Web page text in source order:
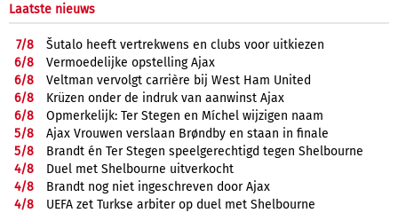
Laatste nieuws
7/8
Šutalo heeft vertrekwens en clubs voor uitkiezen
6/8
Vermoedelijke opstelling Ajax
6/8
Veltman vervolgt carrière bij West Ham United
6/8
Krüzen onder de indruk van aanwinst Ajax
6/8
Opmerkelijk: Ter Stegen en Míchel wijzigen naam
5/8
Ajax Vrouwen verslaan Brøndby en staan in finale
5/8
Brandt én Ter Stegen speelgerechtigd tegen Shelbourne
4/8
Duel met Shelbourne uitverkocht
4/8
Brandt nog niet ingeschreven door Ajax
4/8
UEFA zet Turkse arbiter op duel met Shelbourne